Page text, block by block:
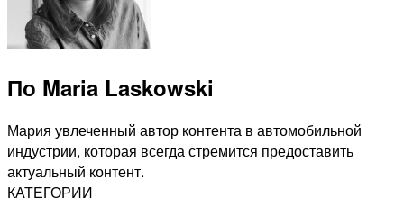
По Maria Laskowski
Мария увлеченный автор контента в автомобильной
индустрии, которая всегда стремится предоставить
актуальный контент.
КАТЕГОРИИ